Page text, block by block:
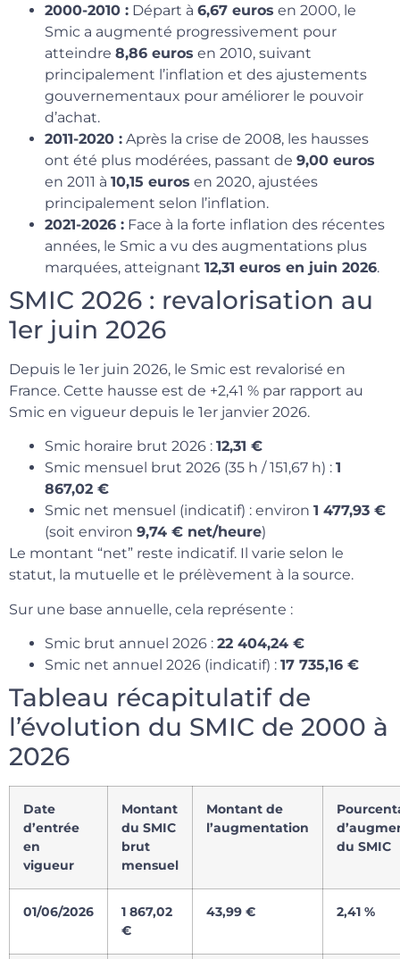
2000-2010 : Départ à 6,67 euros en 2000, le
Smic a augmenté progressivement pour
atteindre 8,86 euros en 2010, suivant
principalement l’inflation et des ajustements
gouvernementaux pour améliorer le pouvoir
d’achat.
2011-2020 : Après la crise de 2008, les hausses
ont été plus modérées, passant de 9,00 euros
en 2011 à 10,15 euros en 2020, ajustées
principalement selon l’inflation.
2021-2026 : Face à la forte inflation des récentes
années, le Smic a vu des augmentations plus
marquées, atteignant 12,31 euros en juin 2026.
SMIC 2026 : revalorisation au
1er juin 2026
Depuis le 1er juin 2026, le Smic est revalorisé en
France. Cette hausse est de +2,41 % par rapport au
Smic en vigueur depuis le 1er janvier 2026.
Smic horaire brut 2026 : 12,31 €
Smic mensuel brut 2026 (35 h / 151,67 h) : 1
867,02 €
Smic net mensuel (indicatif) : environ 1 477,93 €
(soit environ 9,74 € net/heure)
Le montant “net” reste indicatif. Il varie selon le
statut, la mutuelle et le prélèvement à la source.
Sur une base annuelle, cela représente :
Smic brut annuel 2026 : 22 404,24 €
Smic net annuel 2026 (indicatif) : 17 735,16 €
Tableau récapitulatif de
l’évolution du SMIC de 2000 à
2026
Date
d’entrée
en
vigueur
Montant
du SMIC
brut
mensuel
Montant de
l’augmentation
du SMIC
01/06/2026
1 867,02
€
43,99 € 2,41 %